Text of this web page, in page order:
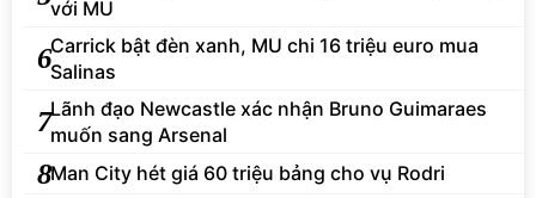
với MU
6Carrick bật đèn xanh, MU chi 16 triệu euro mua
Salinas
7Lãnh đạo Newcastle xác nhận Bruno Guimaraes
muốn sang Arsenal
8Man City hét giá 60 triệu bảng cho vụ Rodri